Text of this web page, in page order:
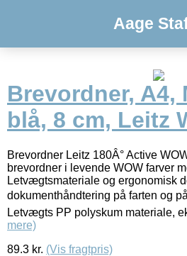
Aage
Brevordner, A4,
blå, 8 cm, Leitz
Brevordner Leitz 180Â° Active
brevordner i levende WOW farver
Letvægtsmateriale og ergonomisk
dokumenthåndtering på farten og
Letvægts PP polyskum materiale,
mere)
89.3 kr. (Vis fragtpris)